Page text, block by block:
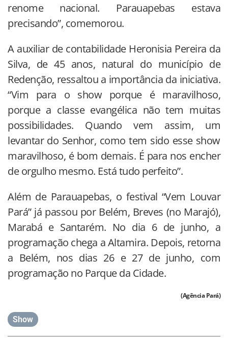
renome nacional. Parauapebas estava
precisando”, comemorou.
A auxiliar de contabilidade Heronisia Pereira da
Silva, de 45 anos, natural do município de
Redenção, ressaltou a importância da iniciativa.
“Vim para o show porque é maravilhoso,
porque a classe evangélica não tem muitas
possibilidades. Quando vem assim, um
levantar do Senhor, como tem sido esse show
maravilhoso, é bom demais. É para nos encher
de orgulho mesmo. Está tudo perfeito”.
Além de Parauapebas, o festival “Vem Louvar
Pará” já passou por Belém, Breves (no Marajó),
Marabá e Santarém. No dia 6 de junho, a
programação chega a Altamira. Depois, retorna
a Belém, nos dias 26 e 27 de junho, com
programação no Parque da Cidade.
(Agência Pará)
Show